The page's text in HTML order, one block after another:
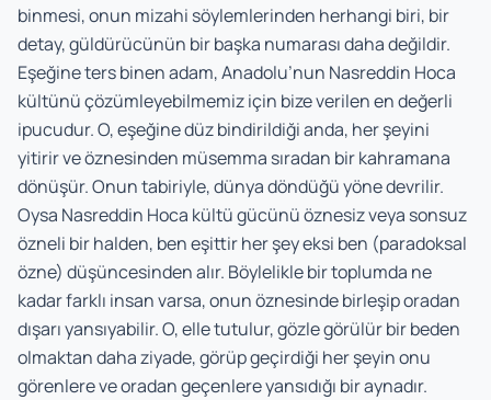
binmesi, onun mizahi söylemlerinden herhangi biri, bir
detay, güldürücünün bir başka numarası daha değildir.
Eşeğine ters binen adam, Anadolu’nun Nasreddin Hoca
kültünü çözümleyebilmemiz için bize verilen en değerli
ipucudur. O, eşeğine düz bindirildiği anda, her şeyini
yitirir ve öznesinden müsemma sıradan bir kahramana
dönüşür. Onun tabiriyle, dünya döndüğü yöne devrilir.
Oysa Nasreddin Hoca kültü gücünü öznesiz veya sonsuz
özneli bir halden, ben eşittir her şey eksi ben (paradoksal
özne) düşüncesinden alır. Böylelikle bir toplumda ne
kadar farklı insan varsa, onun öznesinde birleşip oradan
dışarı yansıyabilir. O, elle tutulur, gözle görülür bir beden
olmaktan daha ziyade, görüp geçirdiği her şeyin onu
görenlere ve oradan geçenlere yansıdığı bir aynadır.